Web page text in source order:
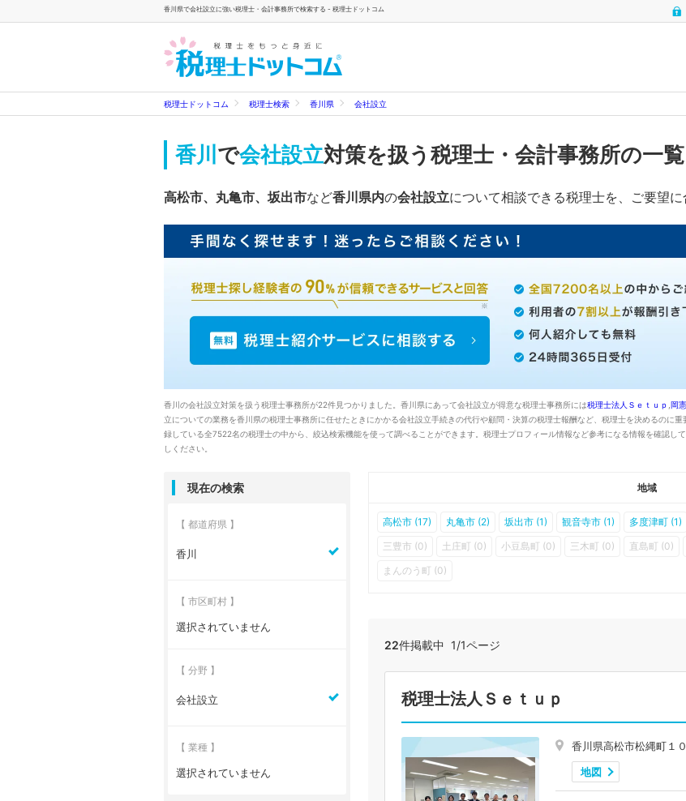
香川県で会社設立に強い税理士・会計事務所で検索する - 税理士ドットコム
税理士ドットコム 税理士検索 香川県 会社設立
香川 で会社設立対策を扱う税理士・会計事務所の一覧
高松市、丸亀市、坂出市など香川県内の会社設立について相談できる税理士を、ご要望に
香川の会社設立対策を扱う税理士事務所が22件見つかりました。香川県にあって会社設立が得意な税理士事務所には税理士法人Ｓｅｔｕｐ 岡
立についての業務を香川県の税理士事務所に任せたときにかかる会社設立手続きの代行や顧問・決算の税理士報酬など、税理士を決めるのに
録している全7522名の税理士の中から、絞込検索機能を使って調べることができます。税理士プロフィール情報など参考になる情報を確認し
しください。
地域
高松市 (17) 丸亀市 (2) 坂出市 (1) 観音寺市 (1) 多度津町 (1)
三豊市 (0)
土庄町 (0) 小豆島町 (0) 三木町 (0) 直島町 (0)
まんのう町 (0)
22件掲載中 1/1ページ
税理士法人Ｓｅｔｕｐ
香川県高松市松縄町１
地図
現在の検索
【 都道府県 】
香川
【 市区町村 】
選択されていません
【 分野 】
会社設立
【 業種 】
選択されていません